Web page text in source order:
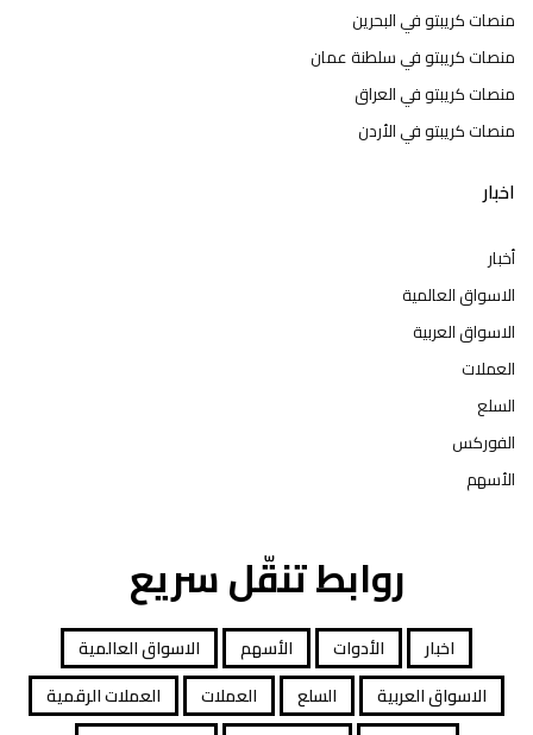
منصات كريبتو في البحرين
منصات كريبتو في سلطنة عمان
منصات كريبتو في العراق
منصات كريبتو في الأردن
اخبار
أخبار
الاسواق العالمية
الاسواق العربية
العملات
السلع
الفوركس
الأسهم
روابط تنقّل سريع
اخبار الأدوات الأسهم
الاسواق العالمية
الاسواق العربية
السلع العملات
العملات الرقمية